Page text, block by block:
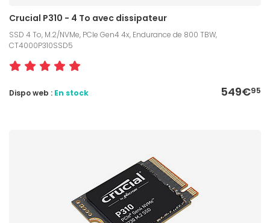
Crucial P310 - 4 To avec dissipateur
SSD 4 To, M.2/NVMe, PCIe Gen4 4x, Endurance de 800 TBW,
CT4000P310SSD5
549€95
Dispo web : En stock